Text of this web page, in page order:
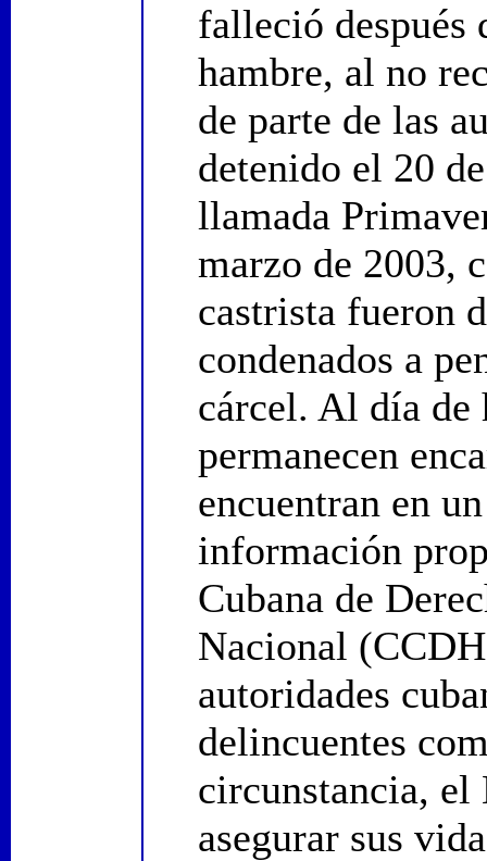
falleció después
hambre, al no
de parte de las
detenido el 20
llamada
marzo de 2003,
castrista fueron
condenados a
cárcel. Al día de
permanecen
encuentran en
información
Cubana de
Nacional
autoridades
delincuentes
circunstancia, el
asegurar sus